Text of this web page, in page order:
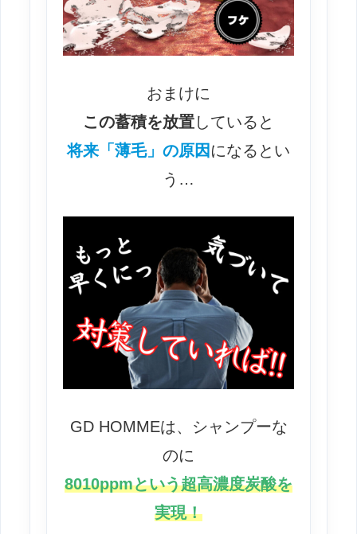
おまけに
この蓄積を放置していると
将来「薄毛」の原因 になるとい
う…
GD HOMMEは、シャンプーな
のに
8010ppmという超高濃度炭酸を
実現！